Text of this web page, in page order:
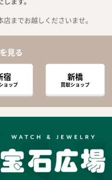
までお越しくださいませ。
見る
宿
ョップ
新橋
買取ショップ